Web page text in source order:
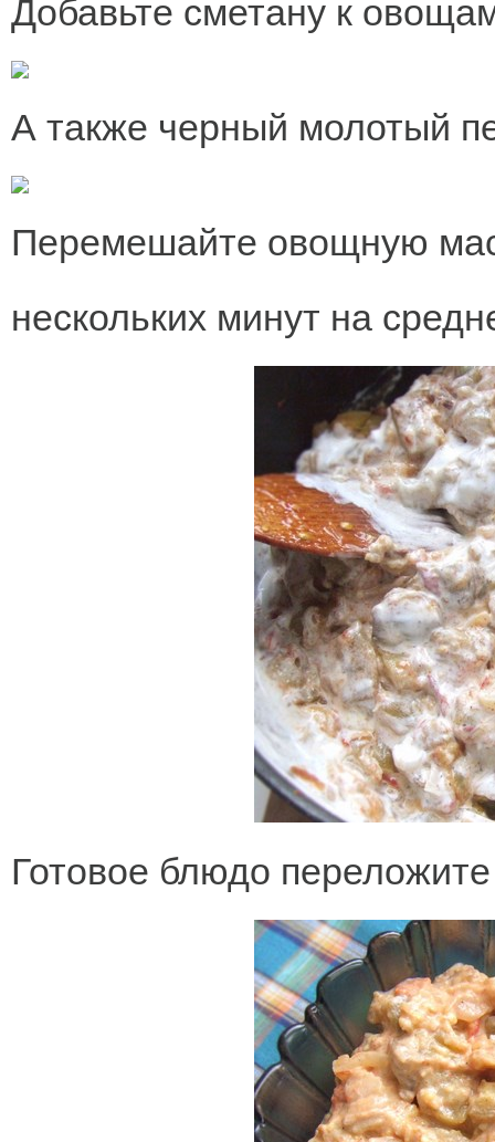
Добавьте сметану к
А также черный молотый
Перемешайте овощную
нескольких минут на
Готовое блюдо